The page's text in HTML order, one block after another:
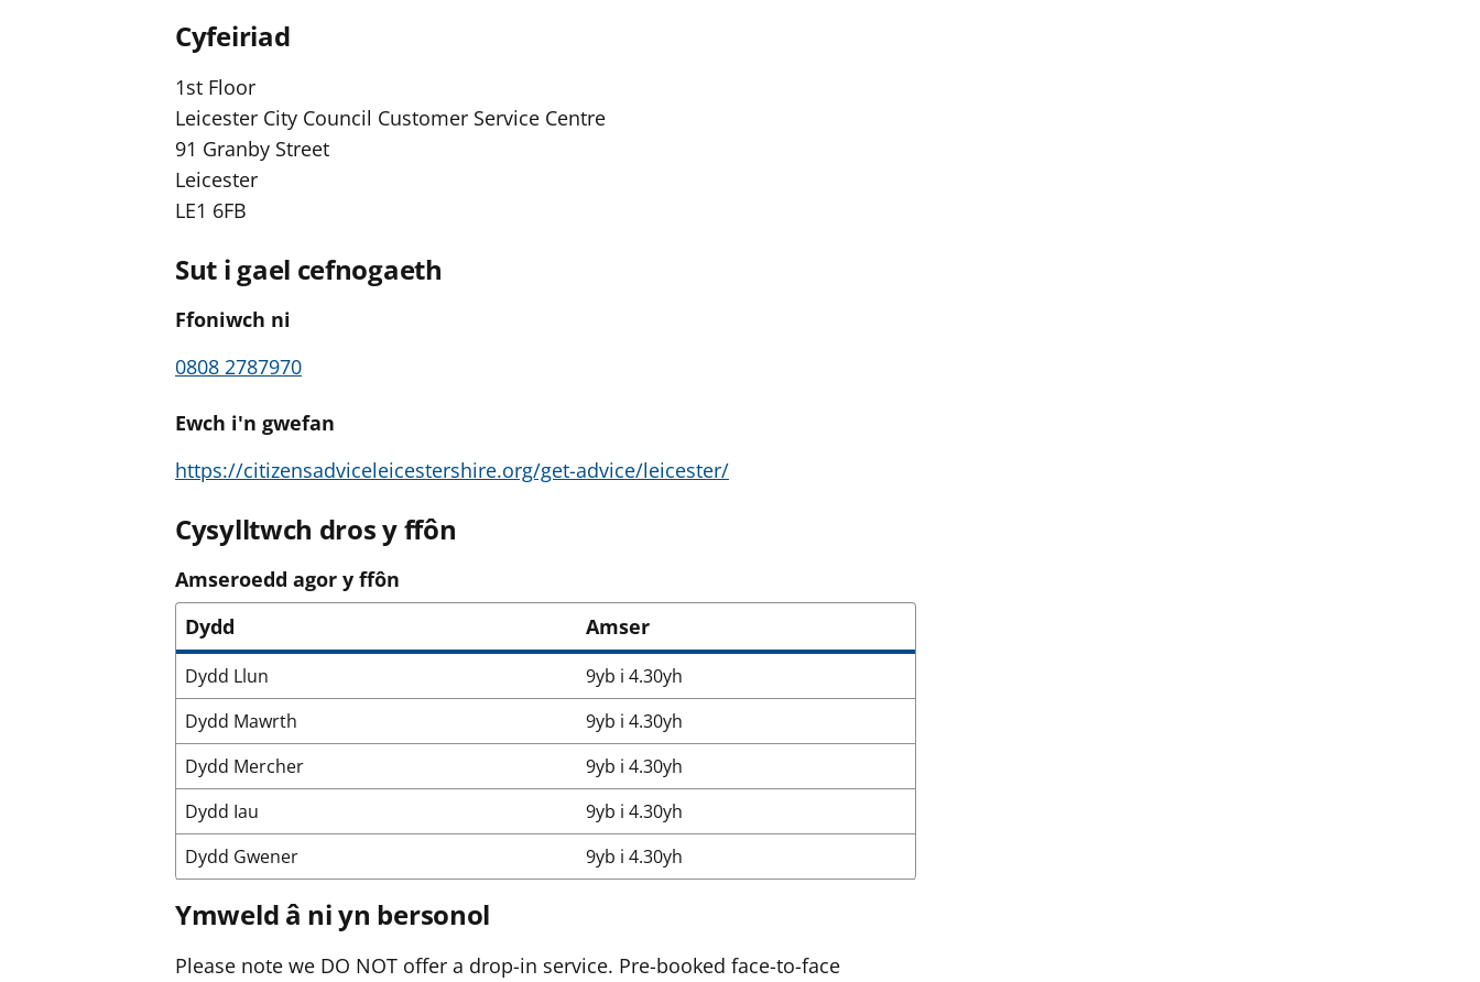
Cyfeiriad
1st Floor
Leicester City Council Customer Service Centre
91 Granby Street
Leicester
LE1 6FB
Sut i gael cefnogaeth
Ffoniwch ni
0808 2787970
Ewch i'n gwefan
https://citizensadviceleicestershire.org/get-advice/leicester/
Cysylltwch dros y ffôn
Amseroedd agor y ffôn
Dydd
Amser
Dydd Llun
9yb i 4.30yh
Dydd Mawrth
9yb i 4.30yh
Dydd Mercher
9yb i 4.30yh
Dydd Iau
9yb i 4.30yh
Dydd Gwener
9yb i 4.30yh
Ymweld â ni yn bersonol
Please note we DO NOT offer a drop-in service. Pre-booked face-to-face